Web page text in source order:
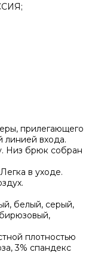
прилегающего
линией входа.
Низ брюк собран
в уходе.
белый, серый,
плотностью
3% спандекс